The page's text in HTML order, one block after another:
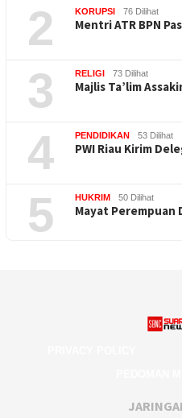
2 KORUPSI 76 Dilihat
Mentri ATR BPN
3 RELIGI 73 Dilihat
Majlis Ta’lim
4 PENDIDIKAN 53 Dilihat
PWI Riau Kirim
5 HUKRIM 50 Dilihat
Mayat Perempuan